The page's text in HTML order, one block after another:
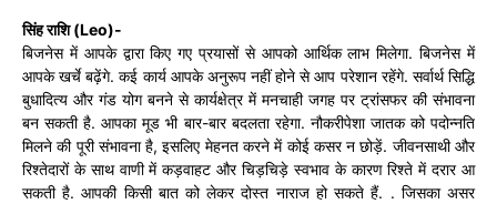
सिंह राशि (Leo)-
बिजनेस में आपके द्वारा किए गए प्रयासों से आपको आर्थिक लाभ मिलेगा. बिजनेस में
आपके खर्चे बढ़ेंगे. कई कार्य आपके अनुरूप नहीं होने से आप परेशान रहेंगे. सर्वार्थ सिद्धि
बुधादित्य और गंड योग बनने से कार्यक्षेत्र में मनचाही जगह पर ट्रांसफर की संभावना
बन सकती है. आपका मूड भी बार-बार बदलता रहेगा. नौकरीपेशा जातक को पदोन्नति
मिलने की पूरी संभावना है, इसलिए मेहनत करने में कोई कसर न छोड़ें. जीवनसाथी और
रिश्तेदारों के साथ वाणी में कड़वाहट और चिड़चिड़े स्वभाव के कारण रिश्ते में दरार आ
सकती है. आपकी किसी बात को लेकर दोस्त नाराज हो सकते हैं. . जिसका असर